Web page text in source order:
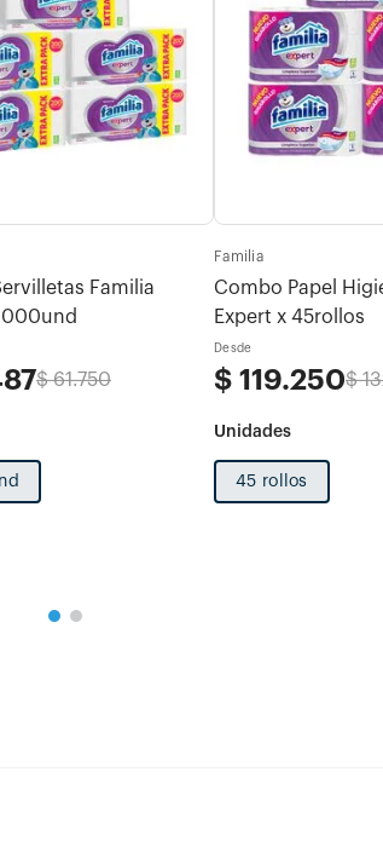
Familia
$ 61.750
Familia
Combo Papel
Expert x 45rollos
Desde
$ 119.250$
45 rollos